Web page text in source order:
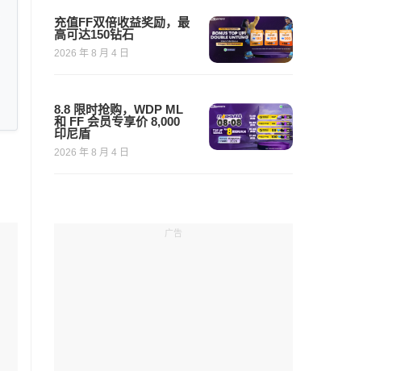
充值FF双倍收益奖励，最
高可达150钻石
2026 年 8 月 4 日
8.8 限时抢购，WDP ML
和 FF 会员专享价 8,000
印尼盾
2026 年 8 月 4 日
广告